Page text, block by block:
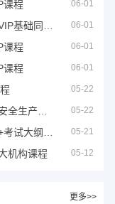
课程 06-01
06-01
课程 06-01
课程 06-01
05-22
05-22
05-21
机构课程 05-12
更多>>